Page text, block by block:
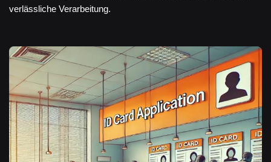
verlässliche Verarbeitung.